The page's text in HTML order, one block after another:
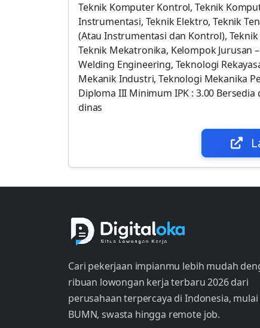
Teknik Komputer Kontrol, Teknik
Instrumentasi, Teknik Elektro, Teknik
(Atau Instrumentasi dan Kontrol),
Teknik Mekatronika, Kelompok Jurusan
Welding Engineering, Teknologi
Mekanik Industri, Teknologi Mekanika
Diploma III Minimum IPK : 3.00
dinas
Cari pekerjaan impianmu lebih mudah
ribuan lowongan kerja terbaru 2026 dari
perusahaan terpercaya di Indonesia,
BUMN, swasta hingga remote job.